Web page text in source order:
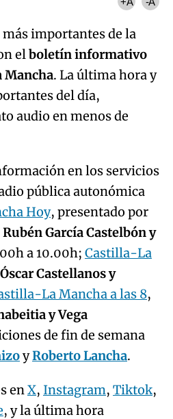
importantes de la
elboletín informativo
Mancha. La última hora y
del día,
audio en menos de
en los servicios
pública autonómica
Hoy, presentado por
García Castelbón y
a 10.00h; Castilla-La
Óscar Castellanos y
La Mancha a las 8,
y Vega
de fin de semana
yRoberto Lancha.
enX, Instagram, Tiktok,
, y la última hora